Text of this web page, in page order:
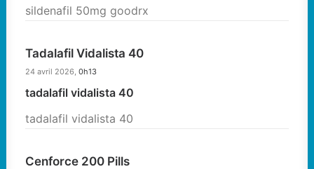
sildenafil 50mg goodrx
Tadalafil Vidalista 40
24 avril 2026, 0h13
tadalafil vidalista 40
tadalafil vidalista 40
Cenforce 200 Pills